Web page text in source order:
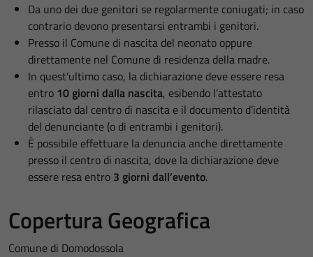
Da uno dei due genitori se regolarmente coniugati; in caso
contrario devono presentarsi entrambi i genitori.
Presso il Comune di nascita del neonato oppure
direttamente nel Comune di residenza della madre.
In quest’ultimo caso, la dichiarazione deve essere resa
entro 10 giorni dalla nascita, esibendo l’attestato
rilasciato dal centro di nascita e il documento d’identità
del denunciante (o di entrambi i genitori).
È possibile effettuare la denuncia anche direttamente
presso il centro di nascita, dove la dichiarazione deve
essere resa entro 3 giorni dall’evento.
Copertura Geografica
Comune di Domodossola